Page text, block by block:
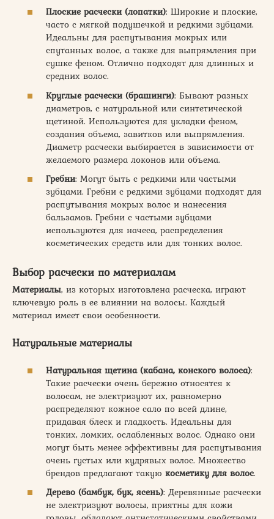
Плоские расчески (лопатки): Широкие и плоские,
часто с мягкой подушечкой и редкими зубцами.
Идеальны для распутывания мокрых или
спутанных волос, а также для выпрямления при
сушке феном. Отлично подходят для длинных и
средних волос.
Круглые расчески (брашинги): Бывают разных
диаметров, с натуральной или синтетической
щетиной. Используются для укладки феном,
создания объема, завитков или выпрямления.
Диаметр расчески выбирается в зависимости от
желаемого размера локонов или объема.
Гребни: Могут быть с редкими или частыми
зубцами. Гребни с редкими зубцами подходят для
распутывания мокрых волос и нанесения
бальзамов. Гребни с частыми зубцами
используются для начеса, распределения
косметических средств или для тонких волос.
Выбор расчески по материалам
Материалы, из которых изготовлена расческа, играют
ключевую роль в ее влиянии на волосы. Каждый
материал имеет свои особенности.
Натуральные материалы
Натуральная щетина (кабана, конского волоса):
Такие расчески очень бережно относятся к
волосам, не электризуют их, равномерно
распределяют кожное сало по всей длине,
придавая блеск и гладкость. Идеальны для
тонких, ломких, ослабленных волос. Однако они
могут быть менее эффективны для распутывания
очень густых или кудрявых волос. Множество
брендов предлагают такую косметику для волос.
Дерево (бамбук, бук, ясень): Деревянные расчески
не электризуют волосы, приятны для кожи